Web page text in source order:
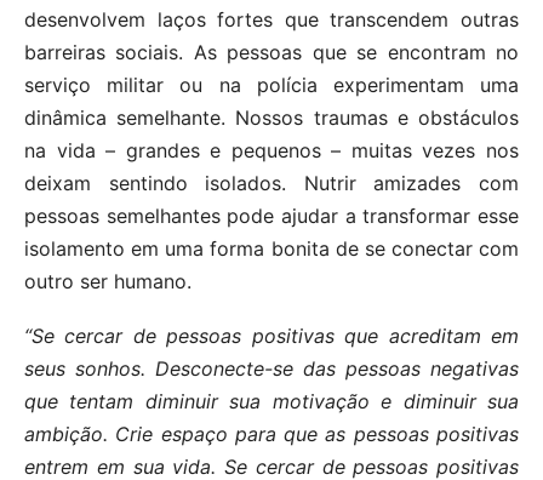
desenvolvem laços fortes que transcendem outras
barreiras sociais. As pessoas que se encontram no
serviço militar ou na polícia experimentam uma
dinâmica semelhante. Nossos traumas e obstáculos
na vida – grandes e pequenos – muitas vezes nos
deixam sentindo isolados. Nutrir amizades com
pessoas semelhantes pode ajudar a transformar esse
isolamento em uma forma bonita de se conectar com
outro ser humano.
“Se cercar de pessoas positivas que acreditam em
seus sonhos. Desconecte-se das pessoas negativas
que tentam diminuir sua motivação e diminuir sua
ambição. Crie espaço para que as pessoas positivas
entrem em sua vida. Se cercar de pessoas positivas